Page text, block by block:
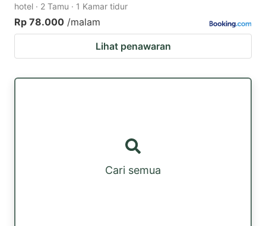
hotel · 2 Tamu · 1 Kamar tidur
Rp 78.000 /malam
Lihat penawaran
Cari semua